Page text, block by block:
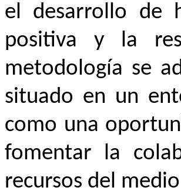
el desarrollo de
positiva y la
metodología se
situado en un
como una
fomentar la
recursos del